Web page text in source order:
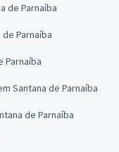
de Parnaíba
Parnaíba
Parnaíba
Santana de Parnaíba
de Parnaíba